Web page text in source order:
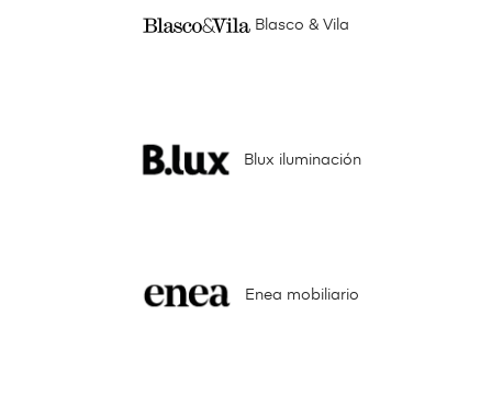
Blasco & Vila
Blux iluminación
Enea mobiliario